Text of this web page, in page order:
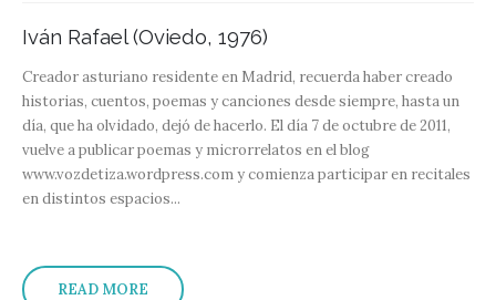
Iván Rafael (Oviedo, 1976)
Creador asturiano residente en Madrid, recuerda haber creado
historias, cuentos, poemas y canciones desde siempre, hasta un
día, que ha olvidado, dejó de hacerlo. El día 7 de octubre de 2011,
vuelve a publicar poemas y microrrelatos en el blog
www.vozdetiza.wordpress.com y comienza participar en recitales
en distintos espacios...
READ MORE